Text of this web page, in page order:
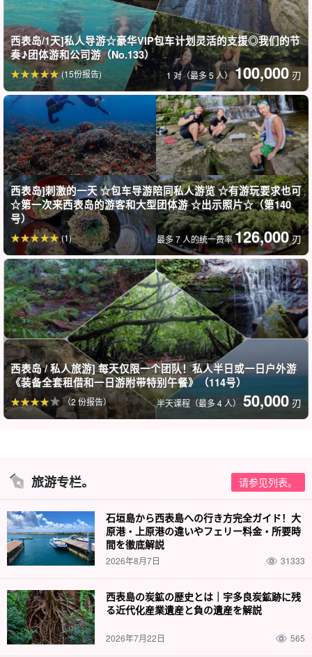
社交网络照片景点指南
旅行团将带您前往西表岛独有的隐秘景点，以及当地导游熟知的隐
秘景点！
一般的な観光地だけでなく、SNS映えする絶景や、訪れる人が少
ない秘境のような場所も巡ります♪
您一定会拍下许多难忘的照片！
那免费赠送照片数据。我们做的把一些特别的记忆带回家
西表岛/1天]私人导游☆豪华VIP包车计划灵活的支援◎我们的节
奏♪团体游和公司游（No.133）
1 对（最多 5 人）100,000 刃
(15份报告)
西表岛]刺激的一天 ☆包车导游陪同私人游览 ☆有游玩要求也可
☆第一次来西表岛的游客和大型团体游 ☆出示照片☆（第140
号）
最多 7 人的统一费率126,000 刃
(1)
西表岛 / 私人旅游] 每天仅限一个团队！私人半日或一日户外游
《装备全套租借和一日游附带特别午餐》（114号）
半天课程（最多 4 人） 50,000 刃
（2 份报告）
旅游专栏。 请参见列表。
石垣島から西表島への行き方完全ガイド！大
原港・上原港の違いやフェリー料金・所要時
間を徹底解説
2026年8月7日 31333
西表島の炭鉱の歴史とは｜宇多良炭鉱跡に残
る近代化産業遺産と負の遺産を解説
2026年7月22日 565